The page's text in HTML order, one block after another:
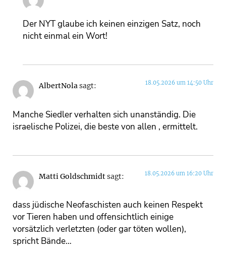
Der NYT glaube ich keinen einzigen Satz, noch
nicht einmal ein Wort!
AlbertNolasagt: 18.05.2026 um 14:50 Uhr
Manche Siedler verhalten sich unanständig. Die
israelische Polizei, die beste von allen , ermittelt.
Matti Goldschmidtsagt: 18.05.2026 um 16:20 Uhr
dass jüdische Neofaschisten auch keinen Respekt
vor Tieren haben und offensichtlich einige
vorsätzlich verletzten (oder gar töten wollen),
spricht Bände…